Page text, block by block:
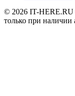
© 2026 IT-HERE.RU
только при